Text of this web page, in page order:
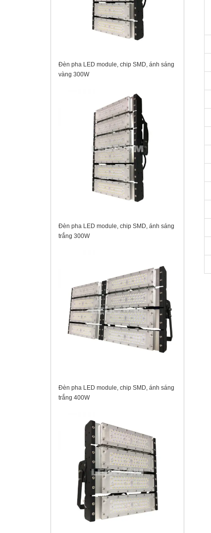
Đèn pha LED module, chip SMD, ánh sáng
vàng 300W
Đèn pha LED module, chip SMD, ánh sáng
trắng 300W
Đèn pha LED module, chip SMD, ánh sáng
trắng 400W